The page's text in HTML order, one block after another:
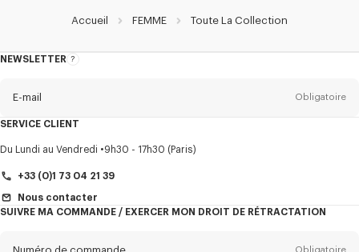
Accueil FEMME Toute La Collection
NEWSLETTER
A
E-mail Obligatoire
Titre Obligatoire
SERVICE CLIENT
Du Lundi au Vendredi 9h30 - 17h30 (Paris)
+33 (0)1 73 04 21 39
Nous contacter
SUIVRE MA COMMANDE / EXERCER MON DROIT DE RÉTRACTATION
Numéro de commande Obligatoire